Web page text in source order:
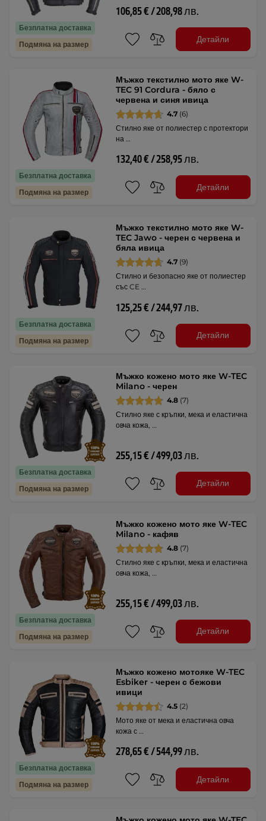
Безплатна доставка
Подмяна на размер
106,85 € / 208,98 лв.
Детайли
Безплатна доставка
Подмяна на размер
Мъжко текстилно мото яке W-
TEC 91 Cordura - бяло с
червена и синя ивица
4.7 (6)
Стилно яке от полиестер с протектори
на …
132,40 € / 258,95 лв.
Детайли
Безплатна доставка
Подмяна на размер
Мъжко текстилно мото яке W-
TEC Jawo - черен с червена и
бяла ивица
4.7 (9)
Стилно и безопасно яке от полиестер
със CE …
125,25 € / 244,97 лв.
Детайли
Безплатна доставка
Подмяна на размер
Мъжко кожено мото яке W-TEC
Milano - черен
4.8 (7)
Стилно яке с кръпки, мека и еластична
овча кожа, …
255,15 € / 499,03 лв.
Детайли
Безплатна доставка
Подмяна на размер
Мъжко кожено мото яке W-TEC
Milano - кафяв
4.8 (7)
Стилно яке с кръпки, мека и еластична
овча кожа, …
255,15 € / 499,03 лв.
Детайли
Безплатна доставка
Подмяна на размер
Мъжко кожено мотояке W-TEC
Esbiker - черен с бежови
ивици
4.5 (2)
Мото яке от мека и еластична овча
кожа с …
278,65 € / 544,99 лв.
Детайли